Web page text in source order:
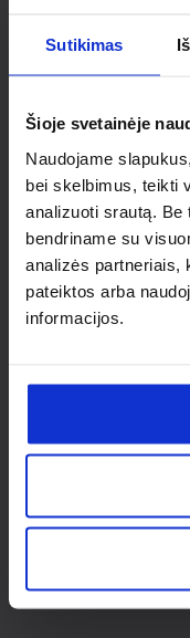
Sutikimas
Šioje svetainėje
Naudojame
bei skelbimus, teikti
analizuoti srautą. Be
bendriname su
analizės partneriais,
pateiktos arba
informacijos.
Ieškai
Susisiek su
Susisiekti